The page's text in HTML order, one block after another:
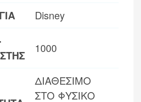
Disney
1000
ΔΙΑΘΕΣΙΜΟ
ΣΤΟ ΦΥΣΙΚΟ